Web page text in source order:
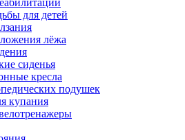
для детей
лёжа
сиденья
кресла
подушек
купания